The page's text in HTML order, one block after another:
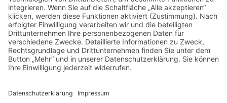
AGB
IMPRESSUM
DATENSCHUTZ
WIDERRUFSBELEHRUNG
Copyright Sara’s Fotografie •